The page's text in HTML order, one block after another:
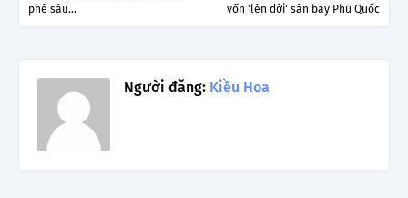
vốn 'lên đời' sân bay Phú Quốc
phê sâu...
Người đăng: Kiều Hoa